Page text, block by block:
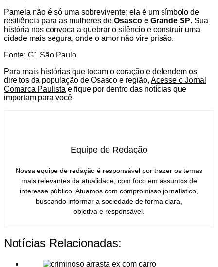
Pamela não é só uma sobrevivente; ela é um símbolo de
resiliência para as mulheres de Osasco e Grande SP. Sua
história nos convoca a quebrar o silêncio e construir uma
cidade mais segura, onde o amor não vire prisão.
Fonte: G1 São Paulo.
Para mais histórias que tocam o coração e defendem os
direitos da população de Osasco e região, Acesse o Jornal
Comarca Paulista e fique por dentro das notícias que
importam para você.
Equipe de Redação
Nossa equipe de redação é responsável por trazer os temas
mais relevantes da atualidade, com foco em assuntos de
interesse público. Atuamos com compromisso jornalístico,
buscando informar a sociedade de forma clara,
objetiva e responsável.
Notícias Relacionadas: